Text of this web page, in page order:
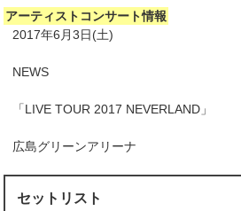
アーティストコンサート情報
2017年6月3日(土)
NEWS
「LIVE TOUR 2017 NEVERLAND」
広島グリーンアリーナ
セットリスト